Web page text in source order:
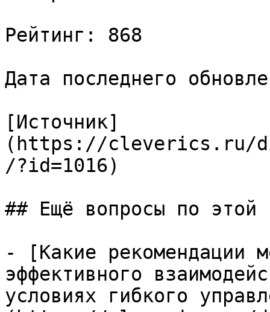
Рейтинг: 868
Дата последнего
[Источник]
(https://cleverics.ru/
/?id=1016)
## Ещё вопросы по этой
- [Какие рекомендации
эффективного
условиях гибкого